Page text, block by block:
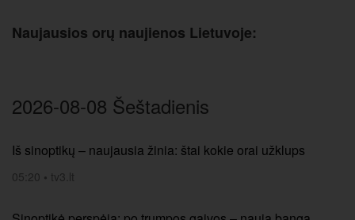
Naujausios orų naujienos Lietuvoje:
2026-08-08 Šeštadienis
Iš sinoptikų – naujausia žinia: štai kokie orai užklups
05:20 • tv3.lt